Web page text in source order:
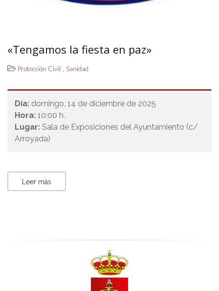
«Tengamos la fiesta en paz»
Protección Civil , Sanidad
Día: domingo, 14 de diciembre de 2025
Hora: 10:00 h.
Lugar: Sala de Exposiciones del Ayuntamiento (c/
Arroyada)
Leer más